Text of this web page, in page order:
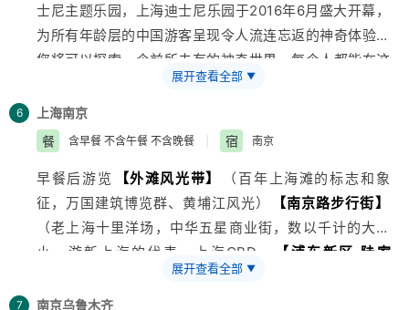
一的【上海影视乐园】（游览时间约60分钟）：你可以
看到《情深深雨蒙蒙》里的铁桥，可以看到电影《功夫》
里令人印象深刻的猪笼镇，还能身临《色戒》里老上海街
品的明星大腕，走在30年代的南京路外滩，感受一下
《上海滩》里的经典浪漫情怀。
士尼主题乐园，上海迪士尼乐园于2016年6月盛大开幕，
为所有年龄层的中国游客呈现令人流连忘返的神奇体验。
您将可以探索一个前所未有的神奇世界，每个人都能在这
里点亮 心中奇梦。这就是上海迪士尼乐园，充满创造
力、冒险精神与无穷精彩的快乐天地。您可在此游览全球
最大的迪士尼城堡——奇幻童话城堡，探索别具一格又令
人难 忘的六大主题园区——米奇大街、奇想花园、梦幻
世界、探险岛、宝藏湾和明日世界。
展开查看全部 ▼
6 上海南京
餐
含早餐 不含午餐 不含晚餐 宿 南京
早餐后游览 【外滩风光带】 （百年 上海滩的标志和象
征，万国建筑博览群、黄埔江风光）
【南京路步行街】
（老上海十里洋场，中华五星商业街，数以千计的大中
小，游新上海的代表、上海CBD—
【浦东新区·陆家
【迪士尼商店】（全球最大的迪士尼主题体
验店，通过运用最前沿的科技，让消费者有机会和广受欢
展开查看全部 ▼
7 南京乌鲁木齐